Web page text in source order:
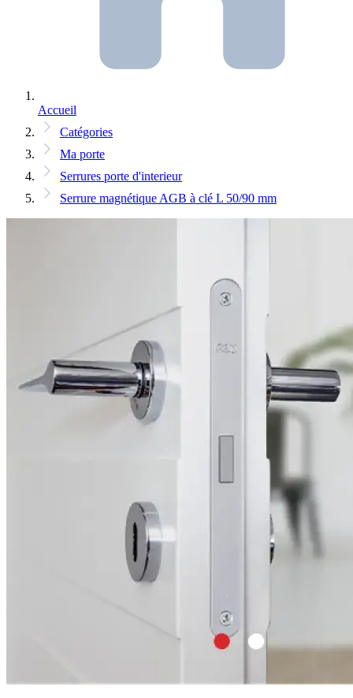
Accueil
Catégories
Ma porte
Serrures porte d'interieur
Serrure magnétique AGB à clé L 50/90 mm